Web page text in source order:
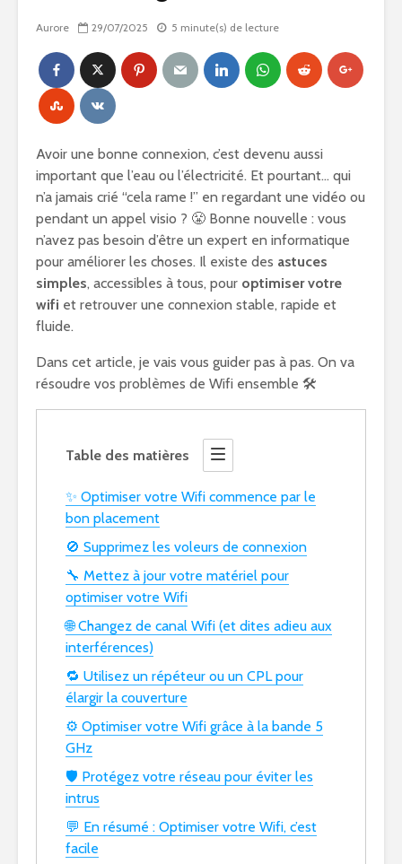
Aurore 29/07/2025 5 minute(s) de lecture
Avoir une bonne connexion, c’est devenu aussi
important que l’eau ou l’électricité. Et pourtant… qui
n’a jamais crié “cela rame !” en regardant une vidéo ou
pendant un appel visio ? 😤 Bonne nouvelle : vous
n’avez pas besoin d’être un expert en informatique
pour améliorer les choses. Il existe des astuces
simples, accessibles à tous, pour optimiser votre
wifi et retrouver une connexion stable, rapide et
fluide.
Dans cet article, je vais vous guider pas à pas. On va
résoudre vos problèmes de Wifi ensemble 🛠️
Table des matières
✨ Optimiser votre Wifi commence par le
bon placement
🚫 Supprimez les voleurs de connexion
🔧 Mettez à jour votre matériel pour
optimiser votre Wifi
🌐 Changez de canal Wifi (et dites adieu aux
interférences)
🔁 Utilisez un répéteur ou un CPL pour
élargir la couverture
⚙️ Optimiser votre Wifi grâce à la bande 5
GHz
🛡️ Protégez votre réseau pour éviter les
intrus
💬 En résumé : Optimiser votre Wifi, c’est
facile